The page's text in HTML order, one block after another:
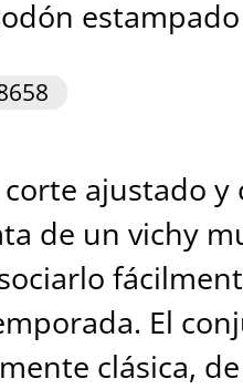
estampado
ajustado
de un vichy
El
clásica,